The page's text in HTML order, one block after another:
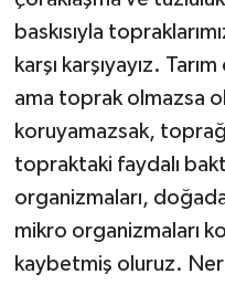
baskısıyla
karşı karşıyayız.
ama toprak olmazsa
koruyamazsak,
topraktaki faydalı
organizmaları,
mikro organizmaları
kaybetmiş oluruz.